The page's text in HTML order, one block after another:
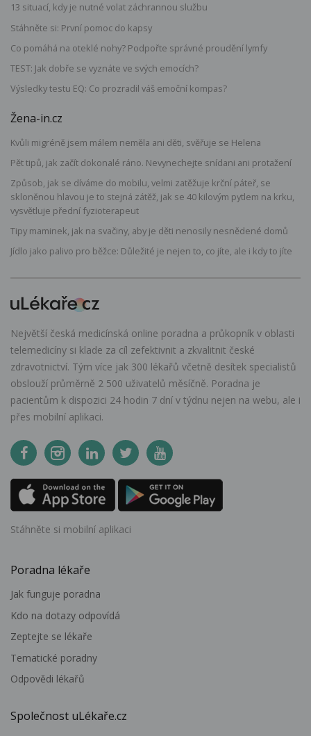
13 situací, kdy je nutné volat záchrannou službu
Stáhněte si: První pomoc do kapsy
Co pomáhá na oteklé nohy? Podpořte správné proudění lymfy
TEST: Jak dobře se vyznáte ve svých emocích?
Výsledky testu EQ: Co prozradil váš emoční kompas?
Žena-in.cz
Kvůli migréně jsem málem neměla ani děti, svěřuje se Helena
Pět tipů, jak začít dokonalé ráno. Nevynechejte snídani ani protažení
Způsob, jak se díváme do mobilu, velmi zatěžuje krční páteř, se
skloněnou hlavou je to stejná zátěž, jak se 40 kilovým pytlem na krku,
vysvětluje přední fyzioterapeut
Tipy maminek, jak na svačiny, aby je děti nenosily nesnědené domů
Jídlo jako palivo pro běžce: Důležité je nejen to, co jíte, ale i kdy to jíte
Největší česká medicínská online poradna a průkopník v oblasti
telemedicíny si klade za cíl zefektivnit a zkvalitnit české
zdravotnictví. Tým více jak 300 lékařů včetně desítek specialistů
obslouží průměrně 2 500 uživatelů měsíčně. Poradna je
pacientům k dispozici 24 hodin 7 dní v týdnu nejen na webu, ale i
přes mobilní aplikaci.
Stáhněte si mobilní aplikaci
Poradna lékaře
Jak funguje poradna
Kdo na dotazy odpovídá
Zeptejte se lékaře
Tematické poradny
Odpovědi lékařů
Společnost uLékaře.cz